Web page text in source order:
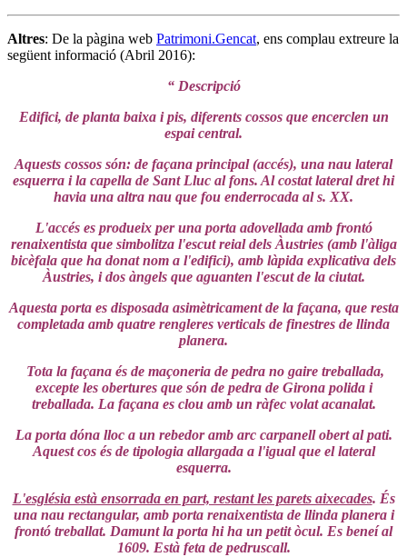
Altres: De la pàgina web Patrimoni.Gencat, ens complau extreure la
següent informació (Abril 2016):
“ Descripció
Edifici, de planta baixa i pis, diferents cossos que encerclen un
espai central.
Aquests cossos són: de façana principal (accés), una nau lateral
esquerra i la capella de Sant Lluc al fons. Al costat lateral dret hi
havia una altra nau que fou enderrocada al s. XX.
L'accés es produeix per una porta adovellada amb frontó
renaixentista que simbolitza l'escut reial dels Àustries (amb l'àliga
bicèfala que ha donat nom a l'edifici), amb làpida explicativa dels
Àustries, i dos àngels que aguanten l'escut de la ciutat.
Aquesta porta es disposada asimètricament de la façana, que resta
completada amb quatre rengleres verticals de finestres de llinda
planera.
Tota la façana és de maçoneria de pedra no gaire treballada,
excepte les obertures que són de pedra de Girona polida i
treballada. La façana es clou amb un ràfec volat acanalat.
La porta dóna lloc a un rebedor amb arc carpanell obert al pati.
Aquest cos és de tipologia allargada a l'igual que el lateral
esquerra.
L'església està ensorrada en part, restant les parets aixecades. És
una nau rectangular, amb porta renaixentista de llinda planera i
frontó treballat. Damunt la porta hi ha un petit òcul. Es beneí al
1609. Està feta de pedruscall.